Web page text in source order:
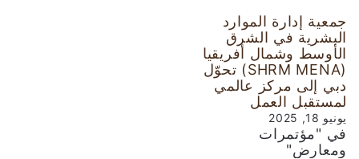
جمعية إدارة الموارد
البشرية في الشرق
الأوسط وشمال أفريقيا
(SHRM MENA) تحوّل
دبي إلى مركز عالمي
لمستقبل العمل
يونيو 18, 2025
في "مؤتمرات
ومعارض"